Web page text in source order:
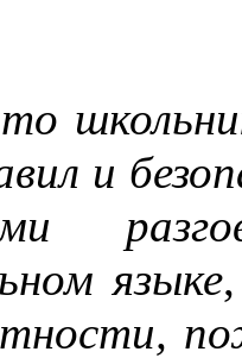
и
языке